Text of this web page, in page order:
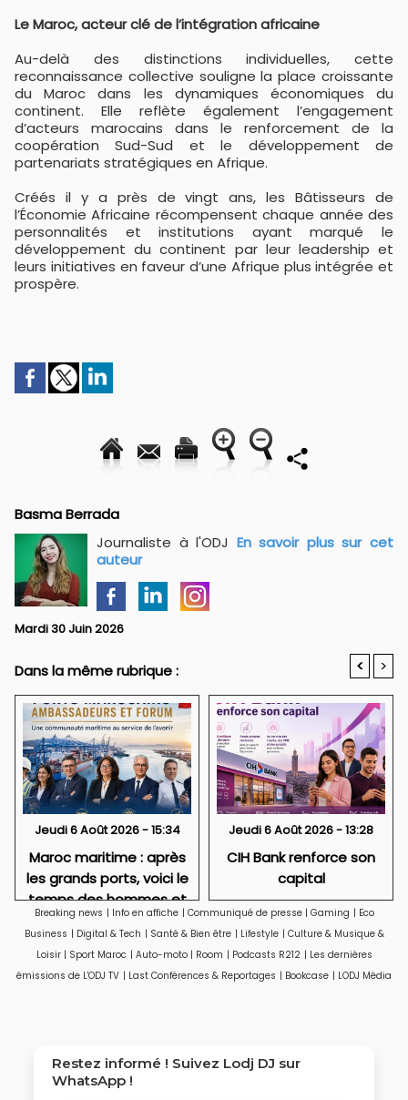
Le Maroc, acteur clé de l’intégration africaine
Au-delà des distinctions individuelles, cette
reconnaissance collective souligne la place croissante
du Maroc dans les dynamiques économiques du
continent. Elle reflète également l’engagement
d’acteurs marocains dans le renforcement de la
coopération Sud-Sud et le développement de
partenariats stratégiques en Afrique.
Créés il y a près de vingt ans, les Bâtisseurs de
l’Économie Africaine récompensent chaque année des
personnalités et institutions ayant marqué le
développement du continent par leur leadership et
leurs initiatives en faveur d’une Afrique plus intégrée et
prospère.
Basma Berrada
Journaliste à l'ODJ En savoir plus sur cet
auteur
Mardi 30 Juin 2026
Dans la même rubrique : < >
Jeudi 6 Août 2026 - 15:34
Maroc maritime : après
les grands ports, voici le
temps des hommes et
des réseaux
Jeudi 6 Août 2026 - 13:28
CIH Bank renforce son
capital
Breaking news | Info en affiche | Communiqué de presse | Gaming | Eco
Business | Digital & Tech | Santé & Bien être | Lifestyle | Culture & Musique &
Loisir | Sport Maroc | Auto-moto | Room | Podcasts R212 | Les dernières
émissions de L'ODJ TV | Last Conférences & Reportages | Bookcase | LODJ Média
Restez informé ! Suivez Lodj DJ sur
WhatsApp !